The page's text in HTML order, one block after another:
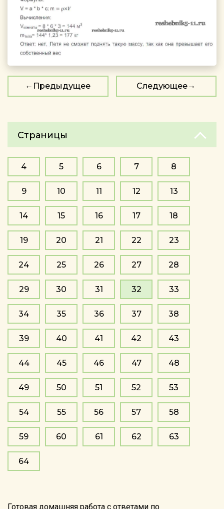
Предыдущее Следующее
Страницы
4 5 6 7 8
9 10 11 12 13
14 15 16 17 18
19 20 21 22 23
24 25 26 27 28
29 30 31 32 33
34 35 36 37 38
39 40 41 42 43
44 45 46 47 48
49 50 51 52 53
54 55 56 57 58
59 60 61 62 63
64
Готовая домашняя работа с ответами по